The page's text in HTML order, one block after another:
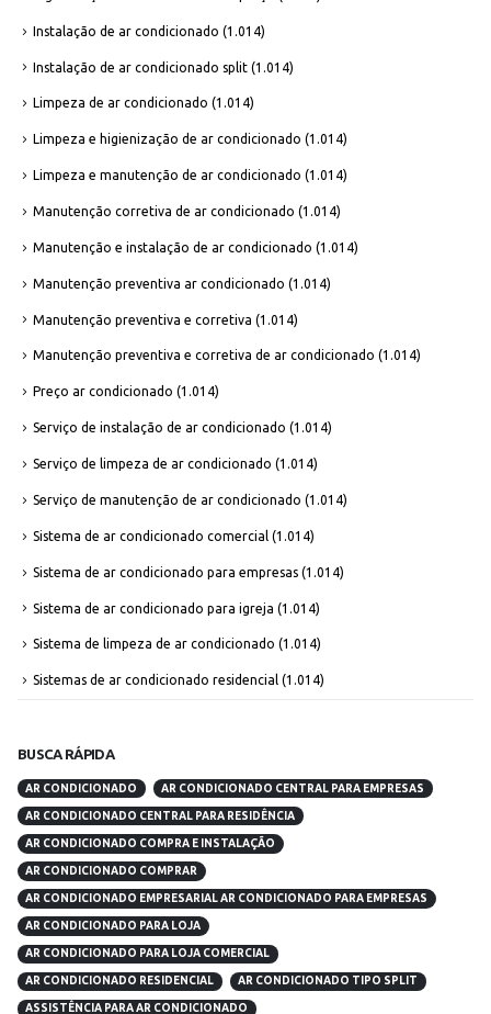
Instalação de ar condicionado (1.014)
Instalação de ar condicionado split (1.014)
Limpeza de ar condicionado (1.014)
Limpeza e higienização de ar condicionado (1.014)
Limpeza e manutenção de ar condicionado (1.014)
Manutenção corretiva de ar condicionado (1.014)
Manutenção e instalação de ar condicionado (1.014)
Manutenção preventiva ar condicionado (1.014)
Manutenção preventiva e corretiva (1.014)
Manutenção preventiva e corretiva de ar condicionado (1.014)
Preço ar condicionado (1.014)
Serviço de instalação de ar condicionado (1.014)
Serviço de limpeza de ar condicionado (1.014)
Serviço de manutenção de ar condicionado (1.014)
Sistema de ar condicionado comercial (1.014)
Sistema de ar condicionado para empresas (1.014)
Sistema de ar condicionado para igreja (1.014)
Sistema de limpeza de ar condicionado (1.014)
Sistemas de ar condicionado residencial (1.014)
BUSCA RÁPIDA
AR CONDICIONADO AR CONDICIONADO CENTRAL PARA EMPRESAS
AR CONDICIONADO CENTRAL PARA RESIDÊNCIA
AR CONDICIONADO COMPRA E INSTALAÇÃO
AR CONDICIONADO COMPRAR
AR CONDICIONADO EMPRESARIAL AR CONDICIONADO PARA EMPRESAS
AR CONDICIONADO PARA LOJA
AR CONDICIONADO PARA LOJA COMERCIAL
AR CONDICIONADO RESIDENCIAL AR CONDICIONADO TIPO SPLIT
ASSISTÊNCIA PARA AR CONDICIONADO